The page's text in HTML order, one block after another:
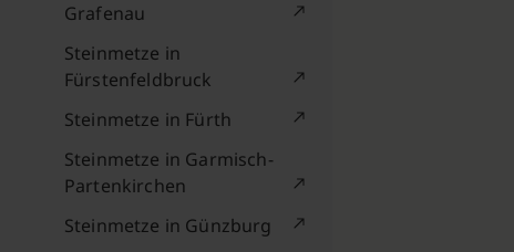
Grafenau
Steinmetze in
Fürstenfeldbruck
Steinmetze in Fürth
Steinmetze in Garmisch-
Partenkirchen
Steinmetze in Günzburg